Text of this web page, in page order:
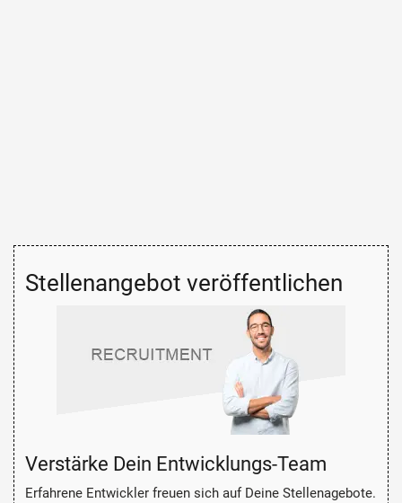
Stellenangebot veröffentlichen
Verstärke Dein Entwicklungs-Team
Erfahrene Entwickler freuen sich auf Deine Stellenagebote.